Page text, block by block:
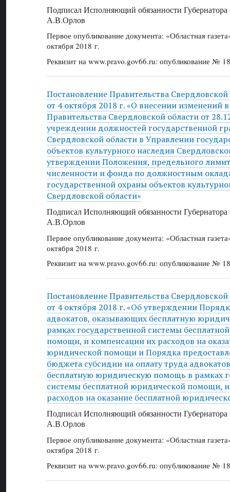
Подписал Исполняющий обязанности Губернатора
А.В.Орлов
Первое опубликование документа: «Областная
октября 2018 г.
Реквизит на www.pravo.gov66.ru: опубликование №
Постановление Правительства
от 4 октября 2018 г. «О внесении изменений
Правительства Свердловской области от
учреждении должностей государственной
Свердловской области в Управлении
объектов культурного наследия
утверждении Положения, предельного
численности и фонда по должностным
государственной охраны объектов
Свердловской области»
Подписал Исполняющий обязанности Губернатора
А.В.Орлов
Первое опубликование документа: «Областная
октября 2018 г.
Реквизит на www.pravo.gov66.ru: опубликование №
Постановление Правительства
от 4 октября 2018 г. «Об утверждении
адвокатов, оказывающих бесплатную
рамках государственной системы
помощи, и компенсации их расходов на
юридической помощи и Порядка
бюджета субсидии на оплату труда
бесплатную юридическую помощь в рамках
системы бесплатной юридической помощи,
расходов на оказание бесплатной
Подписал Исполняющий обязанности Губернатора
А.В.Орлов
Первое опубликование документа: «Областная
октября 2018 г.
Реквизит на www.pravo.gov66.ru: опубликование №